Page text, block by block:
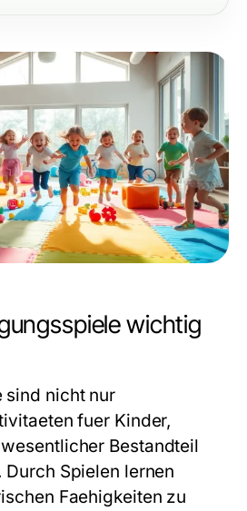
wichtig
sind nicht nur
fuer Kinder,
Bestandteil
Spielen lernen
Faehigkeiten zu